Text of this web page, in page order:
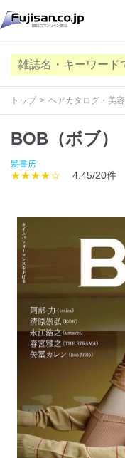
トップ ヘアカタログ・美
BOB（ボブ）
髪書房
★★★★☆ 4.45/20件